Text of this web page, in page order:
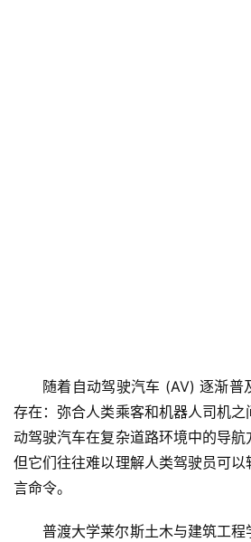
随着自动驾驶汽车 (AV) 逐渐普
存在：弥合人类乘客和机器人司机之
动驾驶汽车在复杂道路环境中的导航
但它们往往难以理解人类驾驶员可
言命令。
普渡大学莱尔斯土木与建筑工